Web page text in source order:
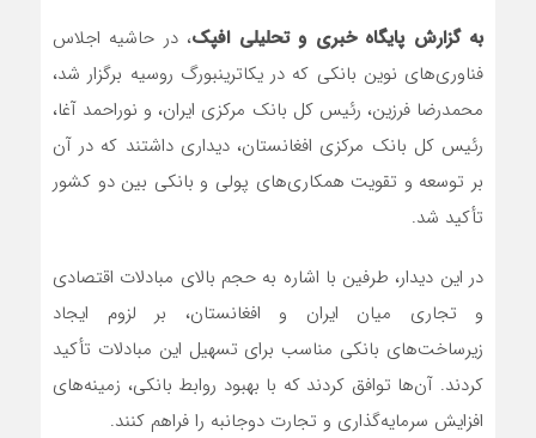
به گزارش پایگاه خبری و تحلیلی افپک، در حاشیه اجلاس
فناوری‌های نوین بانکی که در یکاترینبورگ روسیه برگزار شد،
محمدرضا فرزین، رئیس کل بانک مرکزی ایران، و نوراحمد آغا،
رئیس کل بانک مرکزی افغانستان، دیداری داشتند که در آن
بر توسعه و تقویت همکاری‌های پولی و بانکی بین دو کشور
تأکید شد.
در این دیدار، طرفین با اشاره به حجم بالای مبادلات اقتصادی
و تجاری میان ایران و افغانستان، بر لزوم ایجاد
زیرساخت‌های بانکی مناسب برای تسهیل این مبادلات تأکید
کردند. آن‌ها توافق کردند که با بهبود روابط بانکی، زمینه‌های
افزایش سرمایه‌گذاری و تجارت دوجانبه را فراهم کنند.